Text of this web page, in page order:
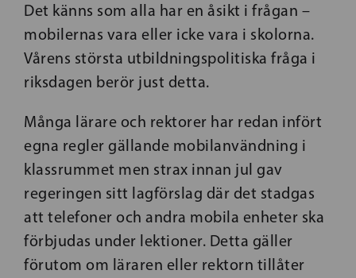
Det känns som alla har en åsikt i frågan –
mobilernas vara eller icke vara i skolorna.
Vårens största utbildningspolitiska fråga i
riksdagen berör just detta.
Många lärare och rektorer har redan infört
egna regler gällande mobilanvändning i
klassrummet men strax innan jul gav
regeringen sitt lagförslag där det stadgas
att telefoner och andra mobila enheter ska
förbjudas under lektioner. Detta gäller
förutom om läraren eller rektorn tillåter